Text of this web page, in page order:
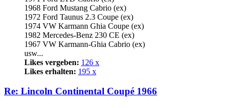
1968 Ford Mustang Cabrio (ex)
1972 Ford Taunus 2.3 Coupe (ex)
1974 VW Karmann Ghia Coupe (ex)
1982 Mercedes-Benz 230 CE (ex)
1967 VW Karmann-Ghia Cabrio (ex)
usw...
Likes vergeben: 126 x
Likes erhalten: 195 x
Re: Lincoln Continental Coupé 1966